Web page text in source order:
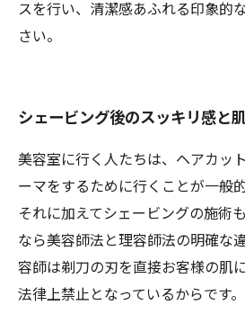
スを行い、清潔感あふれる印象的
さい。
シェービング後のスッキリ感と
美容室に行く人たちは、ヘアカッ
ーマをするために行くことが一般
それに加えてシェービングの施術
なら美容師法と理容師法の明確な
容師は剃刀の刃を直接お客様の肌
法律上禁止となっているからです